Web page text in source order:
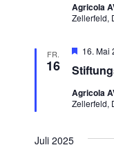
Agricola
Zellerfeld,
FR.
16
16. Mai
Agricola
Zellerfeld,
Juli 2025